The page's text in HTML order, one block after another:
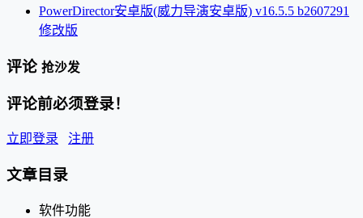
PowerDirector安卓版(威力导演安卓版) v16.5.5 b2607291
修改版
评论 抢沙发
评论前必须登录！
立即登录 注册
文章目录
软件功能